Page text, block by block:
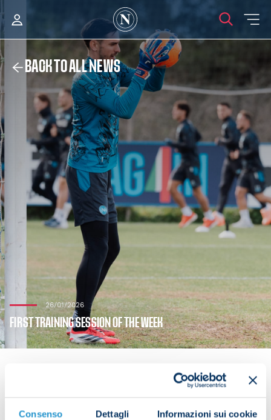
Consenso Dettagli Informazioni sui cookie
BACK TO ALL NEWS
26/01/2026
FIRST TRAINING SESSION OF THE WEEK
Following their match against Juventus at Allianz